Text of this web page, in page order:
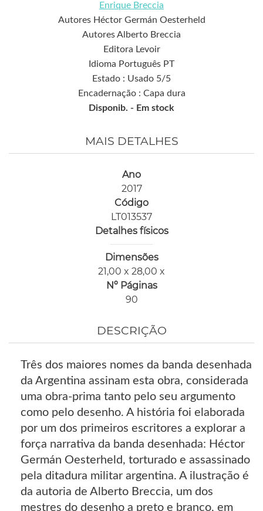
Enrique Breccia
Autores Héctor Germán Oesterheld
Autores Alberto Breccia
Editora Levoir
Idioma Português PT
Estado : Usado 5/5
Encadernação : Capa dura
Disponib. - Em stock
MAIS DETALHES
Ano
2017
Código
LT013537
Detalhes físicos
Dimensões
21,00 x 28,00 x
Nº Páginas
90
DESCRIÇÃO
Três dos maiores nomes da banda desenhada
da Argentina assinam esta obra, considerada
uma obra-prima tanto pelo seu argumento
como pelo desenho. A história foi elaborada
por um dos primeiros escritores a explorar a
força narrativa da banda desenhada: Héctor
Germán Oesterheld, torturado e assassinado
pela ditadura militar argentina. A ilustração é
da autoria de Alberto Breccia, um dos
mestres do desenho a preto e branco, em